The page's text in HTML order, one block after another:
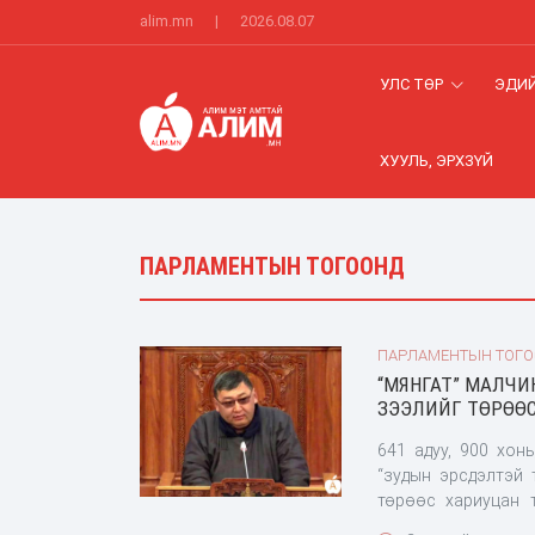
alim.mn | 2026.08.07
УЛС ТӨР
ХУУЛЬ, ЭРХЗҮЙ
ПАРЛАМЕНТЫН ТОГООНД
ПАРЛАМЕНТЫН
“МЯНГАТ”
ЗЭЭЛИЙГ
641 адуу, 900
“зудын
төрөөс хариуцан